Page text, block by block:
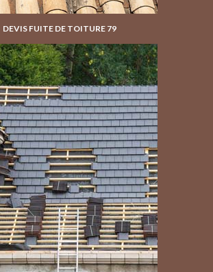
DEVIS FUITE DE TOITURE 79